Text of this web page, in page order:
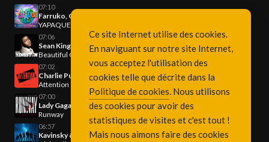
07:10
Farruko, Greeicy & Steve Aoki
YAPAQUE
07:06
Sean Kingston
Beautiful Girls
07:02
Charlie Puth
Attention
07:00
Lady Gaga & Doechii
Runway
06:57
Kavinsky & Angèle & Phoenix
Ce site Internet utilise des cookies.
En naviguant sur notre site Internet,
vous acceptez l'utilisation des
cookies telle que décrite dans la
Politique de cookies. Nous utilisons
des cookies pour avoir des
statistiques de visites et c'est tout !
Mais nous aimons faire des cookies